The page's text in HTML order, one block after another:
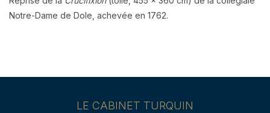
Notre-Dame de Dole, achevée en 1762.
LE CABINET TURQUIN